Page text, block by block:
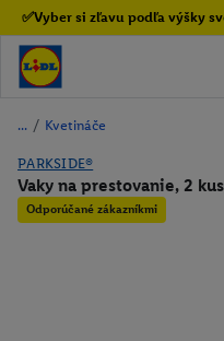
✅Vyber si zľavu podľa výšky
/ Kvetináče
PARKSIDE®
Vaky na prestovanie, 2
Odporúčané zákazníkmi